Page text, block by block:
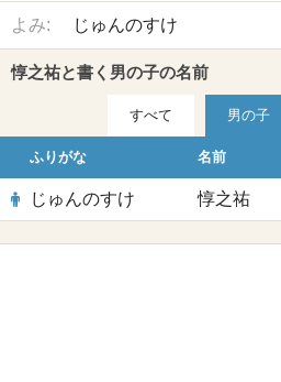
よみ: じゅんのすけ
惇之祐と書く男の子の名前
すべて 男の子
ふりがな 名前
じゅんのすけ 惇之祐